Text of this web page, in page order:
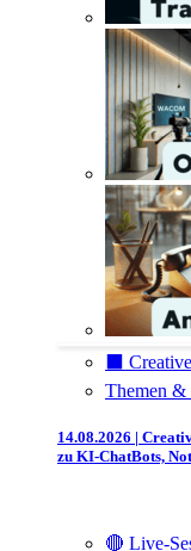
⬛️
Themen &
14.08.2026 |
zu KI-ChatBots,
🔴 Live-